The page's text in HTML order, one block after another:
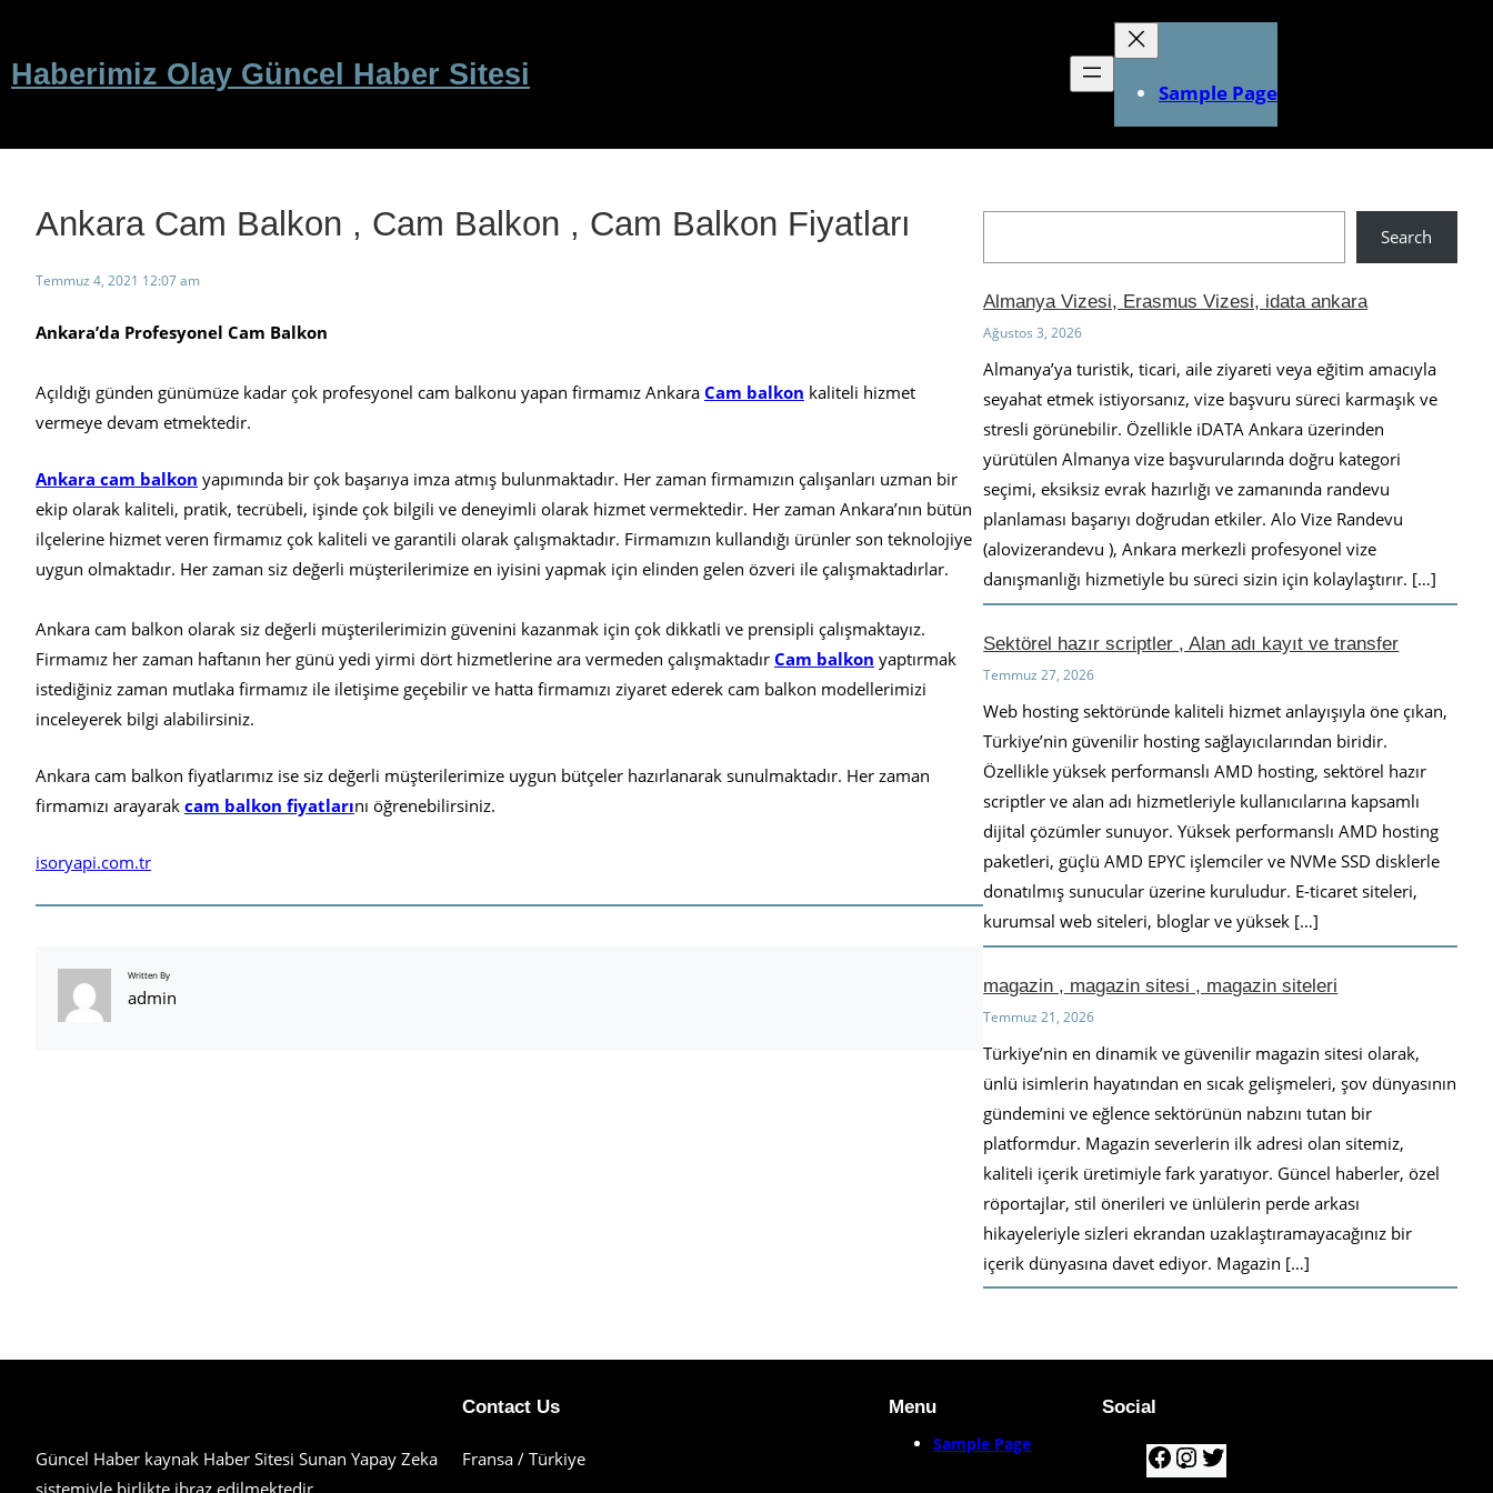
Haberimiz Olay Güncel Haber Sitesi
Sample Page
Ankara Cam Balkon , Cam Balkon , Cam Balkon Fiyatları
Temmuz 4, 2021 12:07 am
Ankara’da Profesyonel Cam Balkon
Açıldığı günden günümüze kadar çok profesyonel cam balkonu yapan firmamız AnkaraCam balkon kaliteli hizmet
vermeye devam etmektedir.
Ankara cam balkon yapımında bir çok başarıya imza atmış bulunmaktadır. Her zaman firmamızın çalışanları uzman bir
ekip olarak kaliteli, pratik, tecrübeli, işinde çok bilgili ve deneyimli olarak hizmet vermektedir. Her zaman Ankara’nın bütün
ilçelerine hizmet veren firmamız çok kaliteli ve garantili olarak çalışmaktadır. Firmamızın kullandığı ürünler son teknolojiye
uygun olmaktadır. Her zaman siz değerli müşterilerimize en iyisini yapmak için elinden gelen özveri ile çalışmaktadırlar.
Ankara cam balkon olarak siz değerli müşterilerimizin güvenini kazanmak için çok dikkatli ve prensipli çalışmaktayız.
Firmamız her zaman haftanın her günü yedi yirmi dört hizmetlerine ara vermeden çalışmaktadırCam balkon yaptırmak
istediğiniz zaman mutlaka firmamız ile iletişime geçebilir ve hatta firmamızı ziyaret ederek cam balkon modellerimizi
inceleyerek bilgi alabilirsiniz.
Ankara cam balkon fiyatlarımız ise siz değerli müşterilerimize uygun bütçeler hazırlanarak sunulmaktadır. Her zaman
firmamızı arayarakcam balkon fiyatlarını öğrenebilirsiniz.
isoryapi.com.tr
Written By
admin
Search
Almanya Vizesi, Erasmus Vizesi, idata ankara
Ağustos 3, 2026
Almanya’ya turistik, ticari, aile ziyareti veya eğitim amacıyla
seyahat etmek istiyorsanız, vize başvuru süreci karmaşık ve
stresli görünebilir. Özellikle iDATA Ankara üzerinden
yürütülen Almanya vize başvurularında doğru kategori
seçimi, eksiksiz evrak hazırlığı ve zamanında randevu
planlaması başarıyı doğrudan etkiler. Alo Vize Randevu
(alovizerandevu ), Ankara merkezli profesyonel vize
danışmanlığı hizmetiyle bu süreci sizin için kolaylaştırır. […]
Sektörel hazır scriptler , Alan adı kayıt ve transfer
Temmuz 27, 2026
Web hosting sektöründe kaliteli hizmet anlayışıyla öne çıkan,
Türkiye’nin güvenilir hosting sağlayıcılarından biridir.
Özellikle yüksek performanslı AMD hosting, sektörel hazır
scriptler ve alan adı hizmetleriyle kullanıcılarına kapsamlı
dijital çözümler sunuyor. Yüksek performanslı AMD hosting
paketleri, güçlü AMD EPYC işlemciler ve NVMe SSD disklerle
donatılmış sunucular üzerine kuruludur. E-ticaret siteleri,
kurumsal web siteleri, bloglar ve yüksek […]
magazin , magazin sitesi , magazin siteleri
Temmuz 21, 2026
Türkiye’nin en dinamik ve güvenilir magazin sitesi olarak,
ünlü isimlerin hayatından en sıcak gelişmeleri, şov dünyasının
gündemini ve eğlence sektörünün nabzını tutan bir
platformdur. Magazin severlerin ilk adresi olan sitemiz,
kaliteli içerik üretimiyle fark yaratıyor. Güncel haberler, özel
röportajlar, stil önerileri ve ünlülerin perde arkası
hikayeleriyle sizleri ekrandan uzaklaştıramayacağınız bir
içerik dünyasına davet ediyor. Magazin […]
Güncel Haber kaynak Haber Sitesi Sunan Yapay Zeka
Contact Us
Fransa / Türkiye
Menu
Sample Page
Social
F
a
n
w